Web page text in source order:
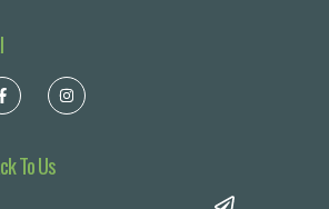
To Us